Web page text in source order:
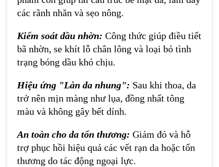
các rãnh nhăn và sẹo nông.
Kiểm soát dầu nhờn: Công thức giúp điều tiết
bã nhờn, se khít lỗ chân lông và loại bỏ tình
trạng bóng dầu khó chịu.
Hiệu ứng "Làn da nhung": Sau khi thoa, da
trở nên mịn màng như lụa, đồng nhất tông
màu và không gây bết dính.
An toàn cho da tổn thương: Giảm đỏ và hỗ
trợ phục hồi hiệu quả các vết rạn da hoặc tổn
thương do tác động ngoại lực.